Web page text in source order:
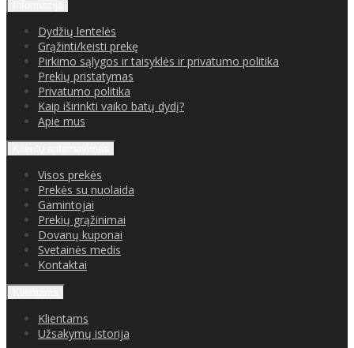
Dydžių lentelės
Grąžinti/keisti prekę
Pirkimo sąlygos ir taisyklės ir privatumo politika
Prekių pristatymas
Privatumo politika
Kaip iširinkti vaiko batų dydį?
Apie mus
Visos prekės
Prekės su nuolaida
Gamintojai
Prekių grąžinimai
Dovanų kuponai
Svetainės medis
Kontaktai
Klientams
Užsakymų istorija